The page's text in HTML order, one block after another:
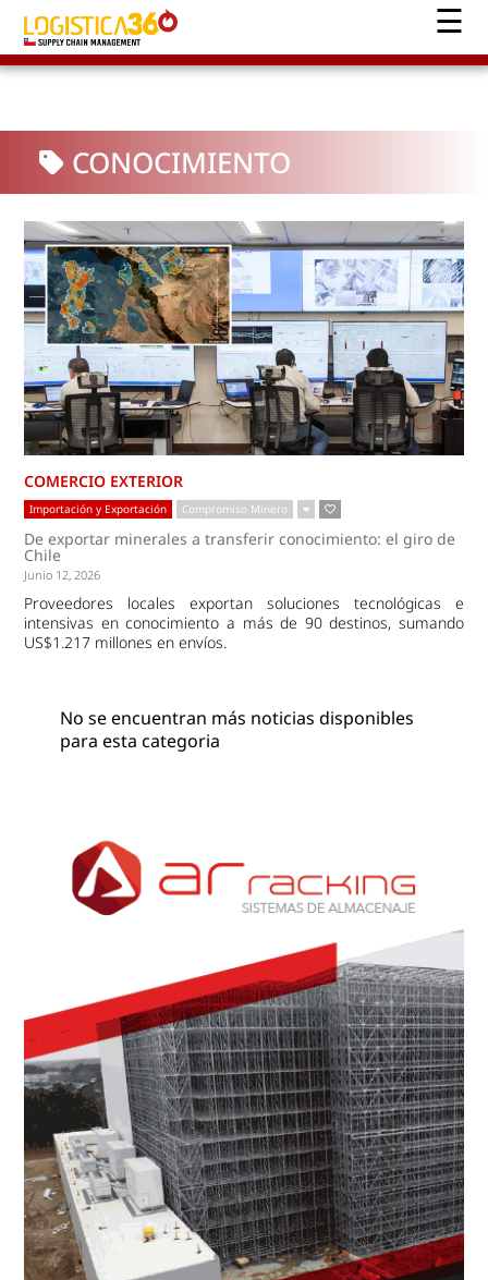
CONOCIMIENTO
COMERCIO EXTERIOR
Importación y Exportación Compromiso Minero
De exportar minerales a transferir conocimiento: el giro de
Chile
Junio 12, 2026
Proveedores locales exportan soluciones tecnológicas e
intensivas en conocimiento a más de 90 destinos, sumando
US$1.217 millones en envíos.
No se encuentran más noticias disponibles
para esta categoria